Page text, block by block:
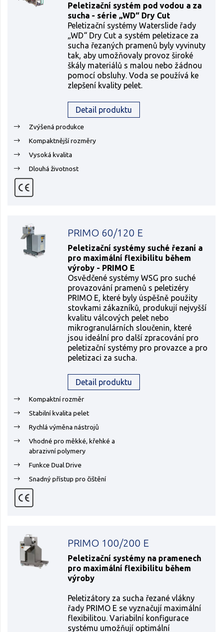
Peletizační systém pod vodou a za
sucha - série „WD“ Dry Cut
Peletizační systémy Waterslide řady
„WD“ Dry Cut a systém peletizace za
sucha řezaných pramenů byly vyvinuty
tak, aby umožňovaly provoz široké
škály materiálů s malou nebo žádnou
pomocí obsluhy. Voda se používá ke
zlepšení kvality pelet.
Detail produktu
Zvýšená produkce
Kompaktnější rozměry
Vysoká kvalita
Dlouhá životnost
PRIMO 60/120 E
Peletizační systémy suché řezaní a
pro maximální flexibilitu během
výroby - PRIMO E
Osvědčené systémy WSG pro suché
provazování pramenů s peletizéry
PRIMO E, které byly úspěšně použity
stovkami zákazníků, produkují nejvyšší
kvalitu válcových pelet nebo
mikrogranulárních sloučenin, které
jsou ideální pro další zpracování pro
peletizační systémy pro provazce a pro
peletizaci za sucha.
Detail produktu
Kompaktní rozměr
Stabilní kvalita pelet
Rychlá výměna nástrojů
Vhodné pro měkké, křehké a
abrazivní polymery
Funkce Dual Drive
Snadný přístup pro čištění
PRIMO 100/200 E
Peletizační systémy na pramenech
pro maximální flexibilitu během
výroby
Peletizátory za sucha řezané vlákny
řady PRIMO E se vyznačují maximální
flexibilitou. Variabilní konfigurace
systému umožňují optimální